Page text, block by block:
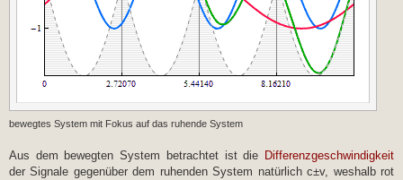
bewegtes System mit Fokus auf das ruhende System
Aus dem bewegten System betrachtet ist die Differenzgeschwindigkeit
der Signale gegenüber dem ruhenden System natürlich c±v, weshalb rot